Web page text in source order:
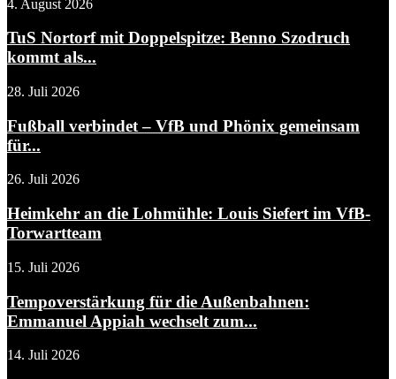
4. August 2026
TuS Nortorf mit Doppelspitze: Benno Szodruch
kommt als...
28. Juli 2026
Fußball verbindet – VfB und Phönix gemeinsam
für...
26. Juli 2026
Heimkehr an die Lohmühle: Louis Siefert im VfB-
Torwartteam
15. Juli 2026
Tempoverstärkung für die Außenbahnen:
Emmanuel Appiah wechselt zum...
14. Juli 2026